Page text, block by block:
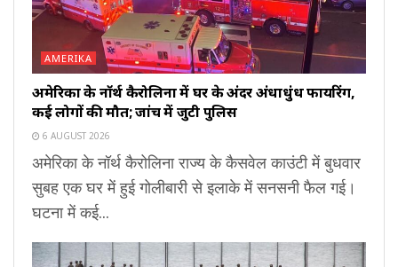
AMERIKA
अमेरिका के नॉर्थ कैरोलिना में घर के अंदर अंधाधुंध फायरिंग,
कई लोगों की मौत; जांच में जुटी पुलिस
6 AUGUST 2026
अमेरिका के नॉर्थ कैरोलिना राज्य के कैसवेल काउंटी में बुधवार
सुबह एक घर में हुई गोलीबारी से इलाके में सनसनी फैल गई।
घटना में कई...